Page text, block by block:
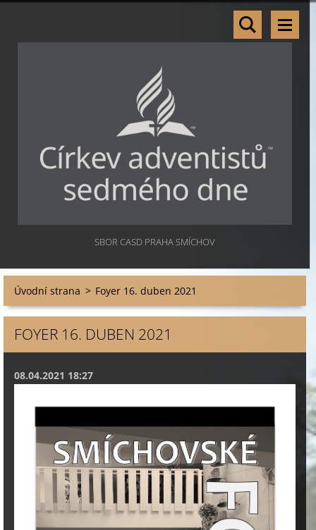
SBOR CASD PRAHA SMÍCHOV
Úvodní strana > Foyer 16. duben 2021
FOYER 16. DUBEN 2021
08.04.2021 18:27